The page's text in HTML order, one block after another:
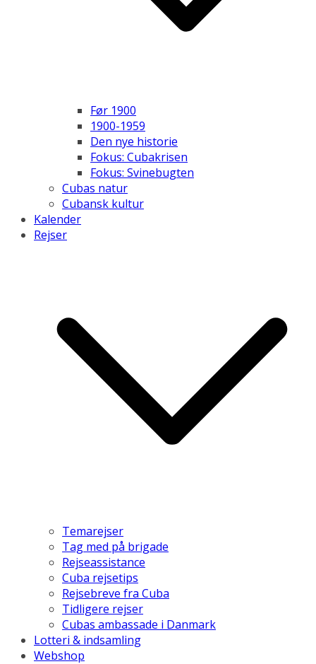
Før 1900
1900-1959
Den nye historie
Fokus: Cubakrisen
Fokus: Svinebugten
Cubas natur
Cubansk kultur
Kalender
Rejser
Temarejser
Tag med på brigade
Rejseassistance
Cuba rejsetips
Rejsebreve fra Cuba
Tidligere rejser
Cubas ambassade i Danmark
Lotteri & indsamling
Webshop